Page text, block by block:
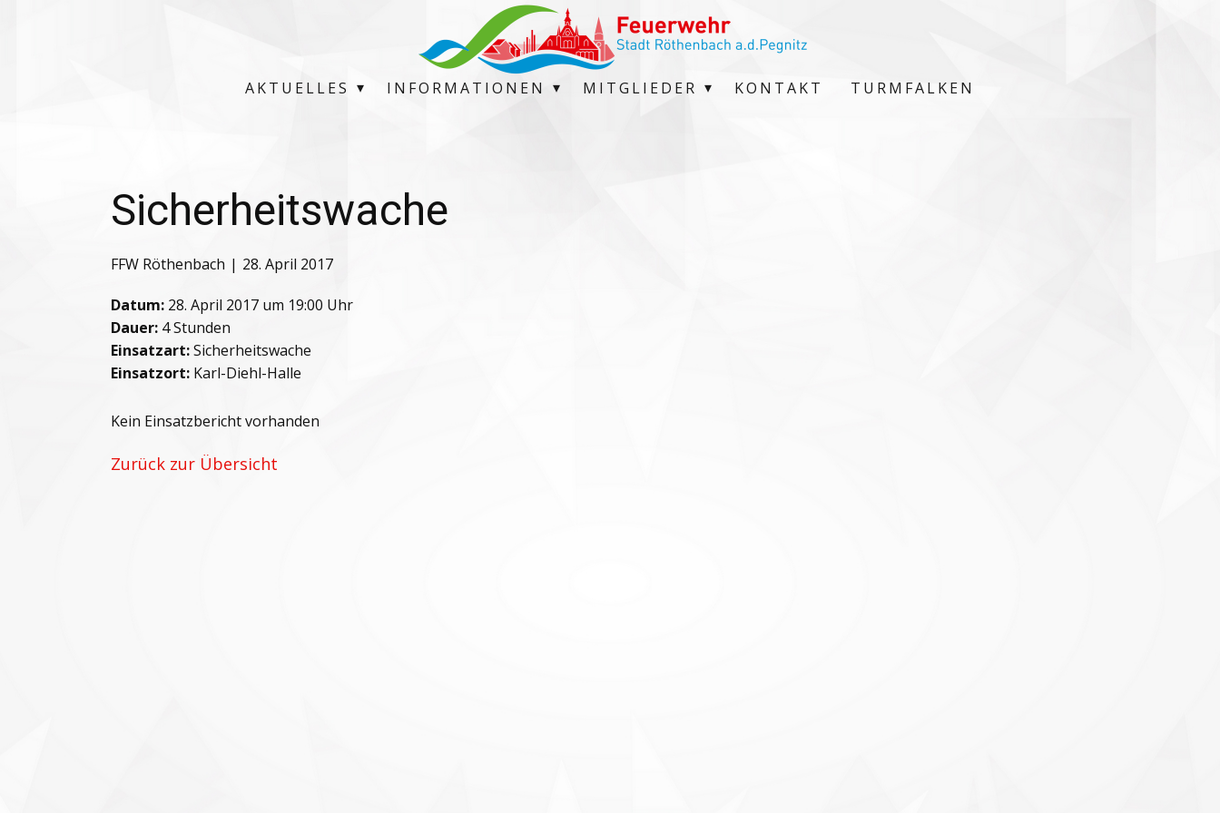
AKTUELLES INFORMATIONEN MITGLIEDER KONTAKT TURMFALKEN
Sicherheitswache
FFW Röthenbach 28. April 2017
Datum: 28. April 2017 um 19:00 Uhr
Dauer: 4 Stunden
Einsatzart:Sicherheitswache
Einsatzort: Karl-Diehl-Halle
Kein Einsatzbericht vorhanden
Zurück zur Übersicht